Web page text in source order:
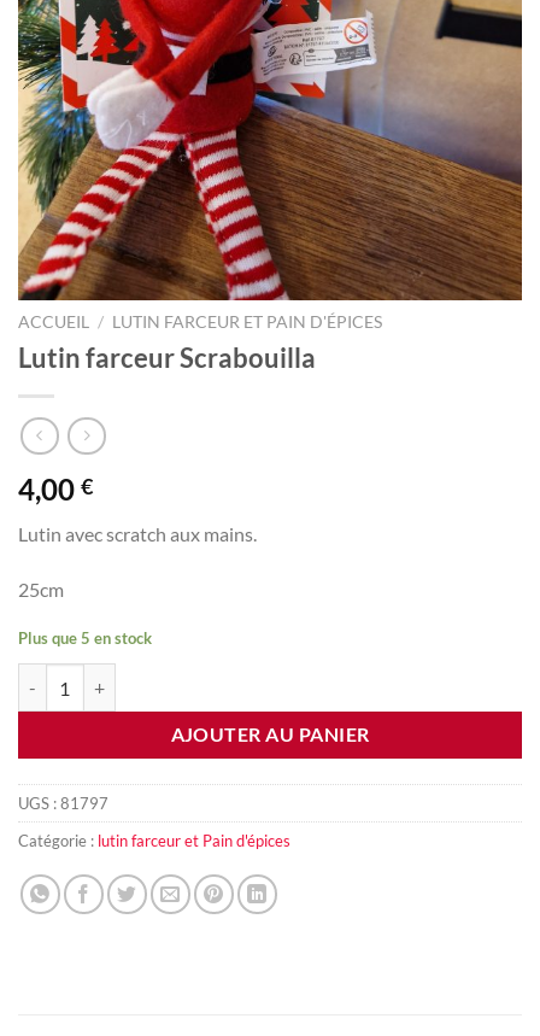
ACCUEIL / LUTIN FARCEUR ET PAIN D'ÉPICES
Lutin farceur Scrabouilla
4,00 €
Lutin avec scratch aux mains.
25cm
Plus que 5 en stock
AJOUTER AU PANIER
UGS :81797
Catégorie : lutin farceur et Pain d'épices